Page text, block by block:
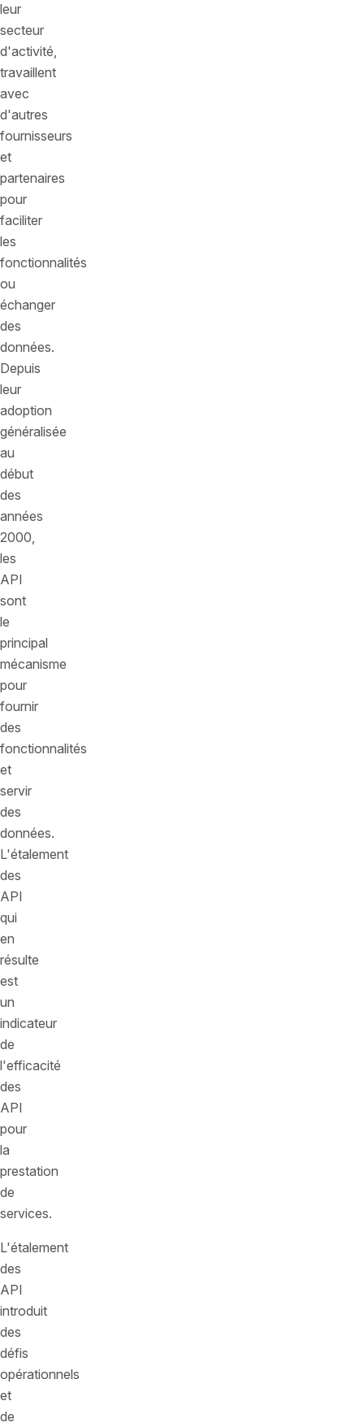
leur
secteur
d'activité,
travaillent
avec
d'autres
fournisseurs
et
partenaires
pour
faciliter
les
fonctionnalités
ou
échanger
des
données.
Depuis
leur
adoption
généralisée
au
début
des
années
2000,
les
API
sont
le
principal
mécanisme
pour
fournir
des
fonctionnalités
et
servir
des
données.
L'étalement
des
API
qui
en
résulte
est
un
indicateur
de
l'efficacité
des
API
pour
la
prestation
de
services.
L'étalement
des
API
introduit
des
défis
opérationnels
et
de